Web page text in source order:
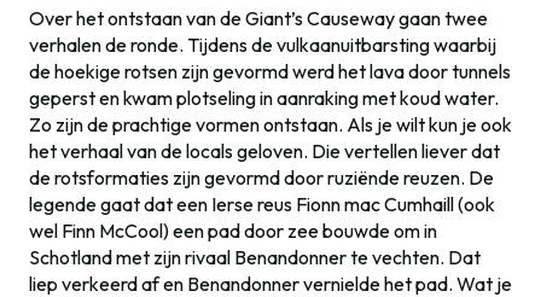
Over het ontstaan van de Giant’s Causeway gaan twee
verhalen de ronde. Tijdens de vulkaanuitbarsting waarbij
de hoekige rotsen zijn gevormd werd het lava door tunnels
geperst en kwam plotseling in aanraking met koud water.
Zo zijn de prachtige vormen ontstaan. Als je wilt kun je ook
het verhaal van de locals geloven. Die vertellen liever dat
de rotsformaties zijn gevormd door ruziënde reuzen. De
legende gaat dat een Ierse reus Fionn mac Cumhaill (ook
wel Finn McCool) een pad door zee bouwde om in
Schotland met zijn rivaal Benandonner te vechten. Dat
liep verkeerd af en Benandonner vernielde het pad. Wat je